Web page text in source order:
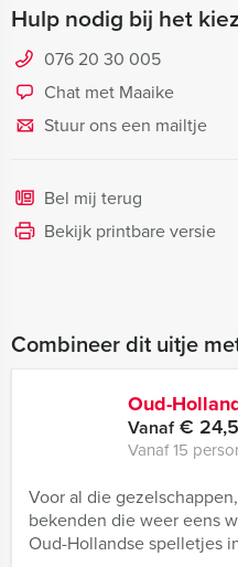
Hulp nodig bij het
076 20 30 005
Chat met Maaike
Stuur ons een mailtje
Bel mij terug
Bekijk printbare versie
Combineer dit uitje
Oud-
Vanaf€
Vanaf 15
Voor al die
bekenden die weer eens
Oud-Hollandse spelletjes